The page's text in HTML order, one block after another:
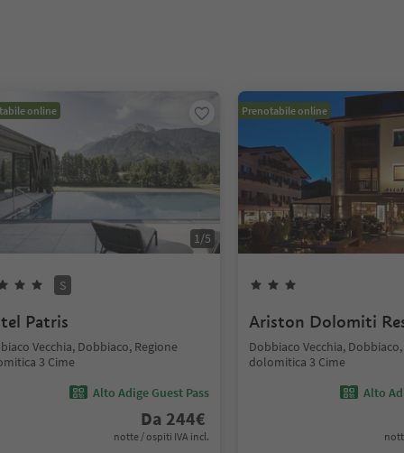
online
1/5
S
Patris
Vecchia, Dobbiaco, Regione
3 Cime
Alto Adige Guest Pass
Da 244€
notte / ospiti IVA incl.
Prenotabile online
Ariston Dolomiti
Dobbiaco Vecchia,
dolomitica 3 Cime
Alto